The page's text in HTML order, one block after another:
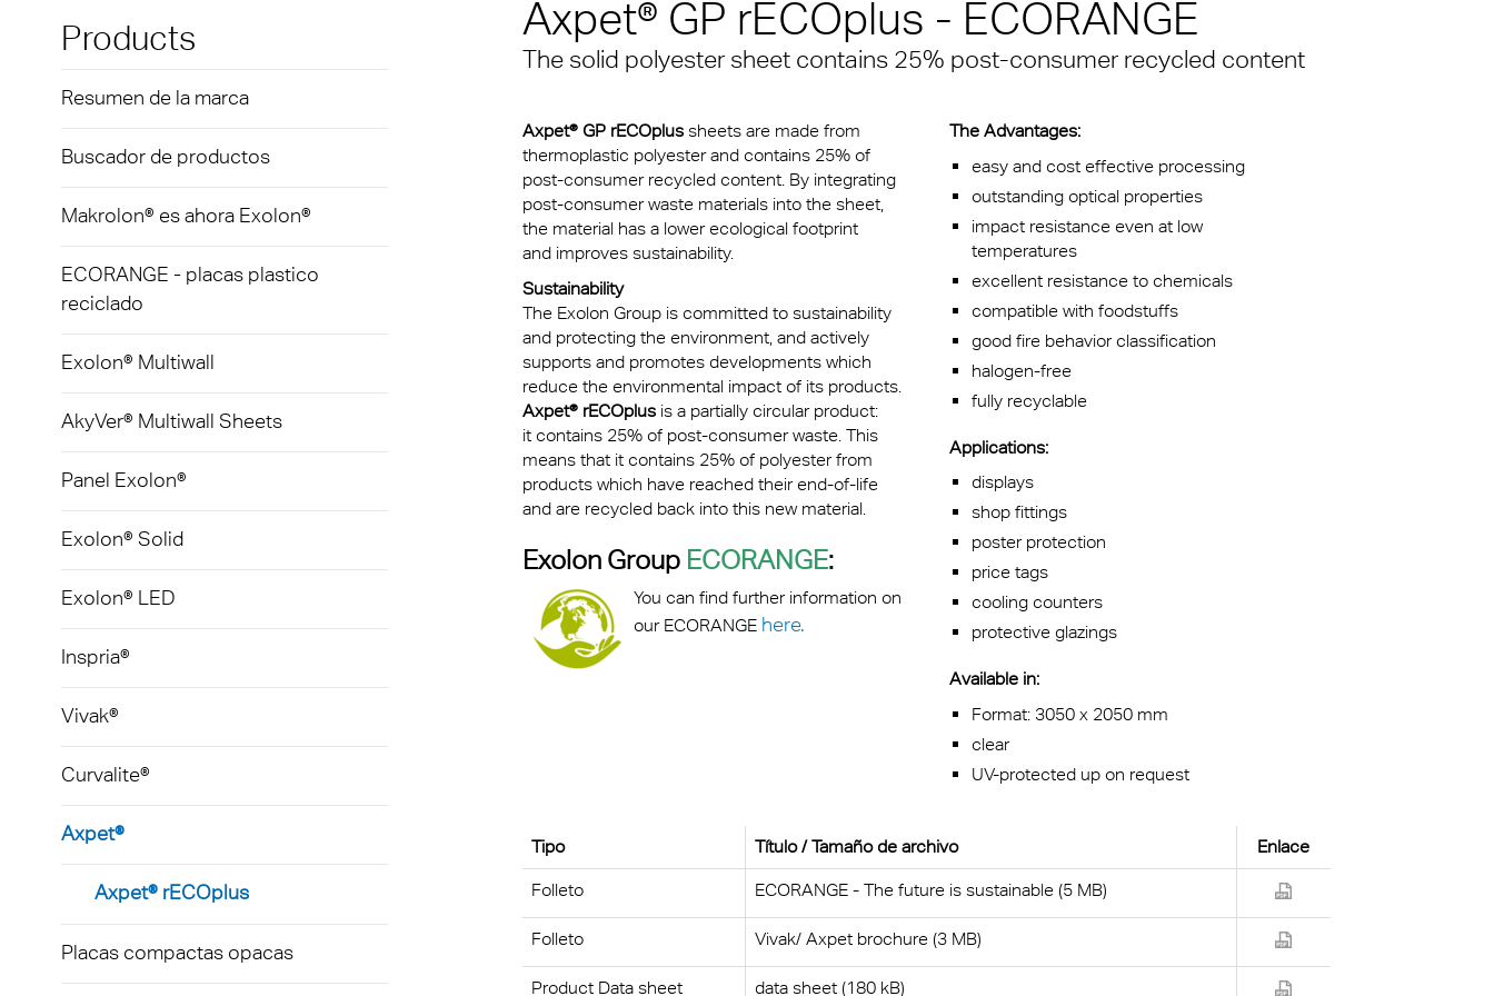
Exolon® Multiwall
Multi UV IQ-Relax
Multi UV sin goteo
Multi Accessories
FAQ Placas alveolares
policarbonato
AkyVer® Multiwall Sheets
Exolon® Solid
AR
FR
Exolon® Optica: Precisión en
policarbonato óptico
Titan
Exolon® Med
Pantalla de soldadura WS
Silent Sound
FAQ Solid
Exolon® LED
Placas compactas opacas
Cúpula de claraboya de techo
plegable y transparente: Erding
Claraboyas del hangar de la
aeronave A380: Aeropuerto de
Fráncfort
Techo del estadio: PGE Arena,
Techo del estadio de Viena
Protección facial de planchas
compactas
Cartelería
Sector industrial
Transporte masivo
Acristalamiento
Invernaderos
Automoción
Ventanas policarbonato
coches
Barrera acústica
Información Técnica
Términos y condiciones
Products
Resumen de la marca
Buscador de productos
Makrolon® es ahora Exolon®
ECORANGE - placas plastico
reciclado
Exolon® Multiwall
AkyVer® Multiwall Sheets
Panel Exolon®
Exolon® Solid
Exolon® LED
Inspria®
Vivak®
Curvalite®
Axpet®
Axpet® rECOplus
Placas compactas opacas
Axpet® GP rECOplus - ECORANGE
The solid polyester sheet contains 25% post-consumer recycled content
Axpet® GP rECOplussheets are made from
thermoplastic polyester and contains 25% of
post-consumer recycled content. By integrating
post-consumer waste materials into the sheet,
the material has a lower ecological footprint
and improves sustainability.
Sustainability
The Exolon Group is committed to sustainability
and protecting the environment, and actively
supports and promotes developments which
reduce the environmental impact of its products.
Axpet® rECOplusis a partially circular product:
it contains 25% of post-consumer waste. This
means that it contains 25% of polyester from
products which have reached their end-of-life
and are recycled back into this new material.
Exolon Group ECORANGE:
You can find further information on
our ECORANGE here.
The Advantages:
easy and cost effective processing
outstanding optical properties
impact resistance even at low
temperatures
excellent resistance to chemicals
compatible with foodstuffs
good fire behavior classification
halogen-free
fully recyclable
Applications:
displays
shop fittings
poster protection
price tags
cooling counters
protective glazings
Available in:
Format: 3050 x 2050 mm
clear
UV-protected up on request
Tipo Título / Tamaño de archivo Enlace
Folleto ECORANGE - The future is sustainable (5 MB)
Folleto Vivak/ Axpet brochure (3 MB)
Product Data sheet data sheet (180 kB)